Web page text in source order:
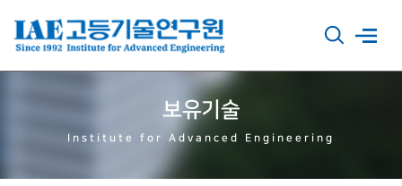
보유기술
Institute for Advanced Engineering